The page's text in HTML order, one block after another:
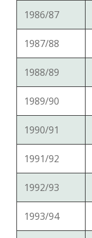
1986/87
1987/88
1988/89
1989/90
1990/91
1991/92
1992/93
1993/94